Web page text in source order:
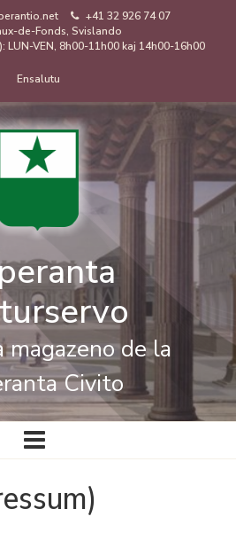
+41 32 926 74 07
de-Fonds, Svislando
LUN-VEN, 8h00-11h00 kaj 14h00-16h00
Ensalutu
magazeno de la
Civito
Ĉefa
navigado